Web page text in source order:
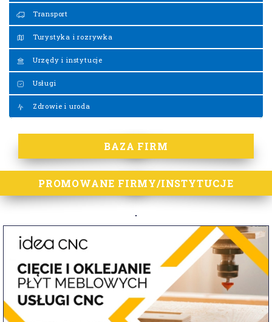
Transport
Turystyka i rozrywka
Urzędy i instytucje
Usługi
Zdrowie i uroda
BAZA FIRM
PROMOWANE FIRMY/INSTYTUCJE